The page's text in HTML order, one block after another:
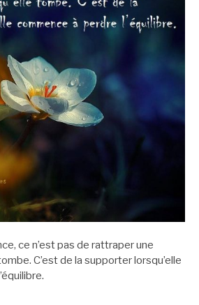
ce n’est pas de rattraper une
C’est de la supporter lorsqu’elle